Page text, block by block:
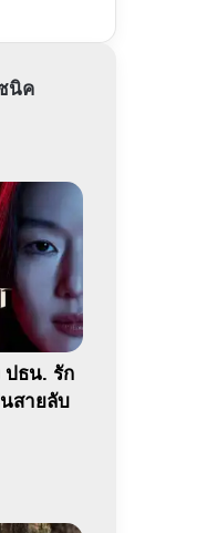
นิค
ปธน. รัก
สายลับ